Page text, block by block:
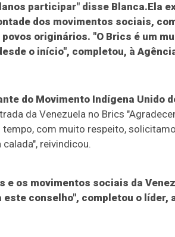
participar" disse Blanca.Ela
dos movimentos sociais,
originários. "O Brics é um
o início", completou, à
do Movimento Indígena Unido
da Venezuela no Brics
tempo, com muito respeito,
reivindicou.
e os movimentos sociais da
conselho", completou o líder,